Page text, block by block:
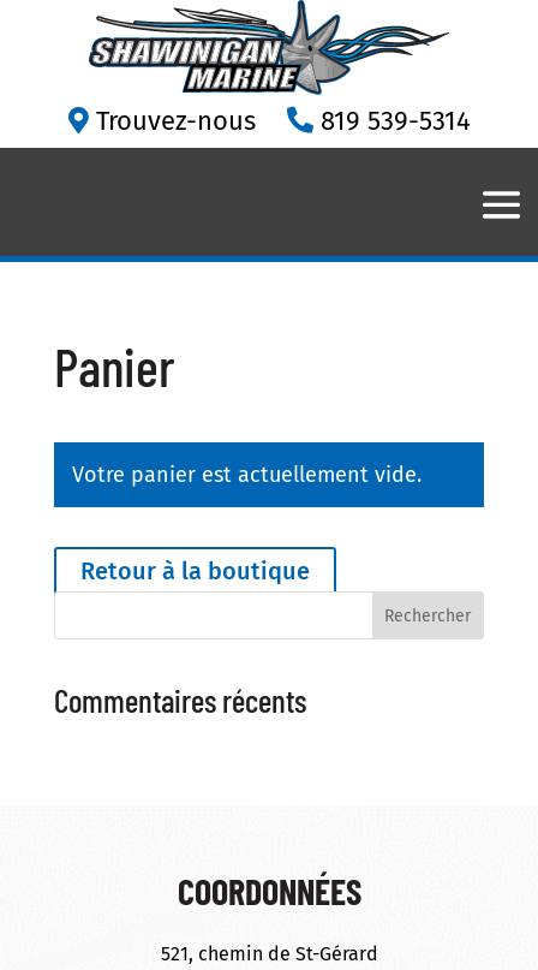
Trouvez-nous 819 539-5314
Panier
Votre panier est actuellement vide.
Retour à la boutique
Commentaires récents
COORDONNÉES
521, chemin de St-Gérard